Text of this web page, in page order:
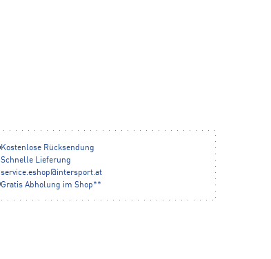
Kostenlose Rücksendung
Schnelle Lieferung
service.eshop@ intersport.at
Gratis Abholung im Shop**